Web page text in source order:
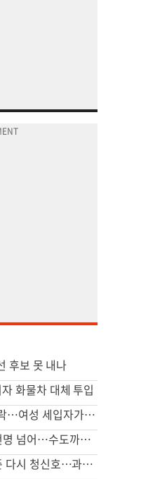
후보 못 내나
화물차 대체 투입
변기 수리하던 집주인 날벼락…여성 세입자가 흉기로 찔렀다
민주콩고 에볼라 확진자 4천명 넘어…수도까지 번질라 비상
'트럼프 충성파' 美법무 인준 다시 청신호…과반 찬성표 확보(종합)